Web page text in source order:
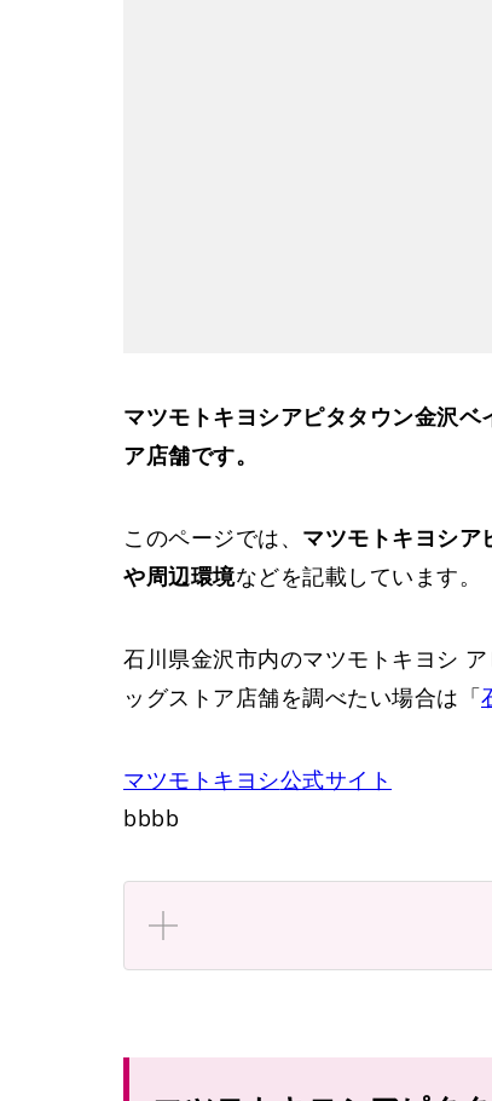
マツモトキヨシアピタタウン金沢
ア店舗です。
このページでは、 マツモトキヨシア
や周辺環境などを記載しています。
石川県金沢市内のマツモトキヨシ
ッグストア店舗を調べたい場合は「
マツモトキヨシ公式サイト
bbbb